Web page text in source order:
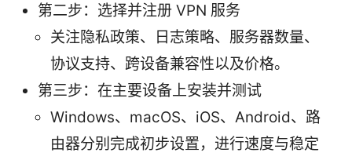
第二步：选择并注册 VPN 服务
关注隐私政策、日志策略、服务器数量、
协议支持、跨设备兼容性以及价格。
第三步：在主要设备上安装并测试
Windows、macOS、iOS、Android、路
由器分别完成初步设置，进行速度与稳定